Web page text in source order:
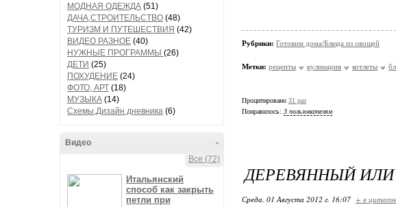
МОДНАЯ ОДЕЖДА (51)
ДАЧА,СТРОИТЕЛЬСТВО (48)
ТУРИЗМ И ПУТЕШЕСТВИЯ (42)
ВИДЕО РАЗНОЕ (40)
НУЖНЫЕ ПРОГРАММЫ (26)
ДЕТИ (25)
ПОХУДЕНИЕ (24)
ФОТО, АРТ (18)
МУЗЫКА (14)
Схемы,Дизайн дневника (6)
-
Видео
Все (72)
Итальянский
способ как закрыть
петли при
Рубрики: Готовим дома/Блюда из овощей
Метки: рецепты кулинария котлеты
Процитировано 31 раз
Понравилось: 3 пользователям
ДЕРЕВЯННЫЙ
Среда, 01 Августа 2012 г. 16:07 + в